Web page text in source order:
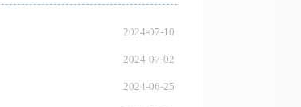
2024-07-10
2024-07-02
2024-06-25